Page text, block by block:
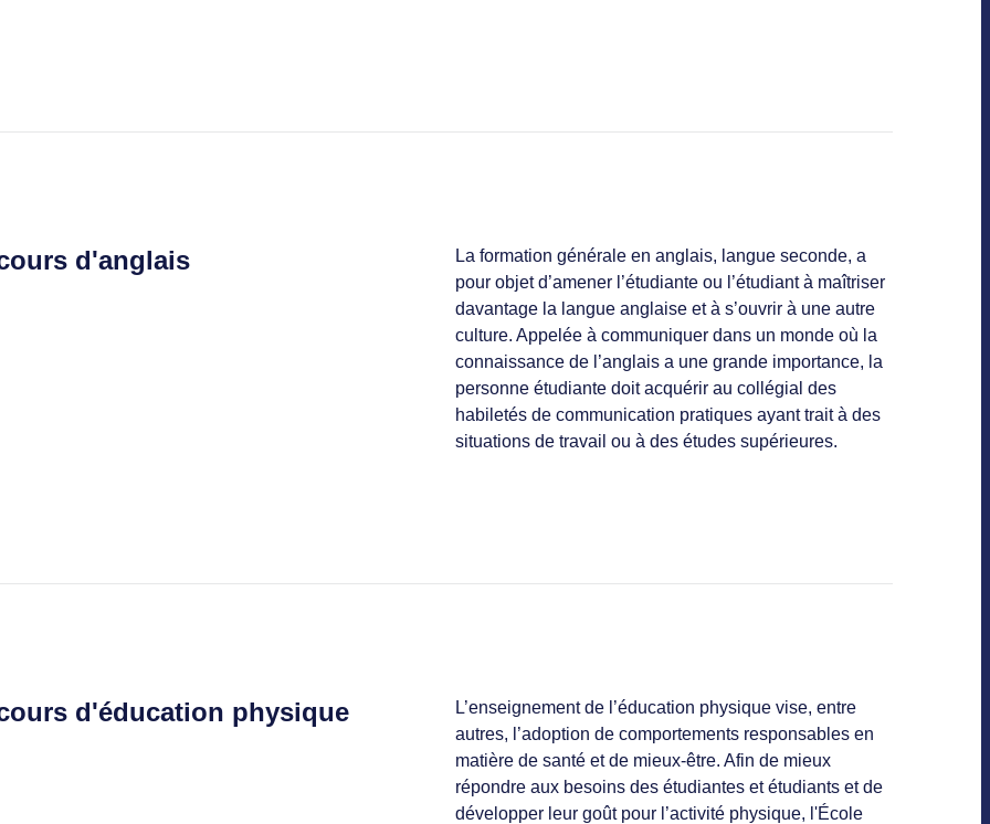
d'anglais
La formation générale en anglais, langue seconde, a
pour objet d’amener l’étudiante ou l’étudiant à maîtriser
davantage la langue anglaise et à s’ouvrir à une autre
culture. Appelée à communiquer dans un monde où la
connaissance de l’anglais a une grande importance, la
personne étudiante doit acquérir au collégial des
habiletés de communication pratiques ayant trait à des
situations de travail ou à des études supérieures.
d'éducation physique
L’enseignement de l’éducation physique vise, entre
autres, l’adoption de comportements responsables en
matière de santé et de mieux-être. Afin de mieux
répondre aux besoins des étudiantes et étudiants et de
développer leur goût pour l’activité physique, l'École